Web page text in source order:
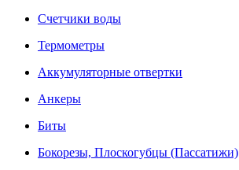
Счетчики воды
Термометры
Аккумуляторные отвертки
Анкеры
Биты
Бокорезы, Плоскогубцы (Пассатижи)